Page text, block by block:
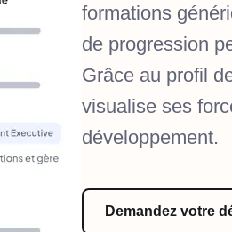
formations
de progression
Grâce au profil
visualise ses
développement.
Demandez votre